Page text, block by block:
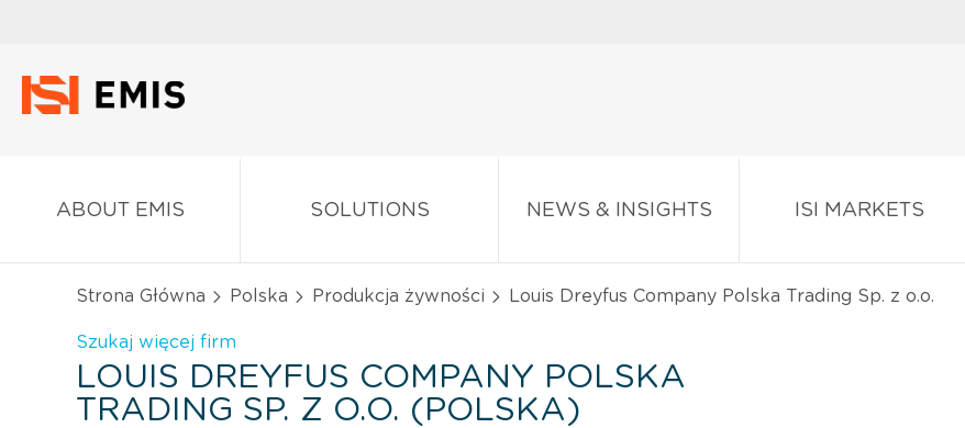
ABOUT EMIS SOLUTIONS NEWS & INSIGHTS ISI MARKETS
Strona Główna Polska Produkcja żywności Louis Dreyfus Company Polska Trading Sp. z o.o.
Szukaj więcej firm
LOUIS DREYFUS COMPANY POLSKA
TRADING SP. Z O.O. (POLSKA)